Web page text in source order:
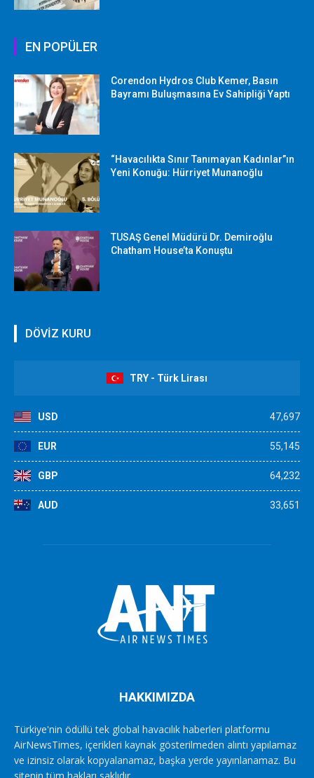
EN POPÜLER
Corendon Hydros Club Kemer, Basın
Bayramı Buluşmasına Ev Sahipliği Yaptı
“Havacılıkta Sınır Tanımayan Kadınlar”ın
Yeni Konuğu: Hürriyet Munanoğlu
TUSAŞ Genel Müdürü Dr. Demiroğlu
Chatham House’ta Konuştu
DÖVİZ KURU
TRY - Türk Lirası
USD 47,697
EUR 55,145
GBP 64,232
AUD 33,651
HAKKIMIZDA
Türkiye'nin ödüllü tek global havacılık haberleri platformu
AirNewsTimes, içerikleri kaynak gösterilmeden alıntı yapılamaz
ve izinsiz olarak kopyalanamaz, başka yerde yayınlanamaz. Bu